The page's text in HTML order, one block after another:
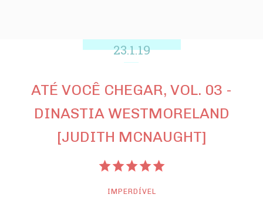
23.1.19
ATÉ VOCÊ CHEGAR, VOL. 03 -
DINASTIA WESTMORELAND
[JUDITH MCNAUGHT]
IMPERDÍVEL